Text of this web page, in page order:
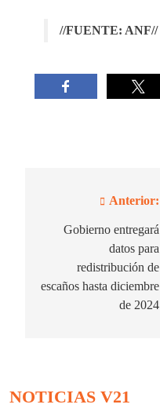
//FUENTE: ANF//
Navegación
entradas
Anterior:
Gobierno entregará
datos para
redistribución de
escaños hasta diciembre
de 2024
NOTICIAS V21